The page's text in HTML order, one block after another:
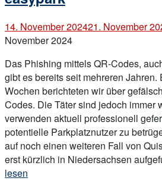
14. November 202421. November
November 2024
Das Phishing mittels QR-Codes,
gibt es bereits seit mehreren Jahren.
Wochen berichteten wir über
Codes. Die Täter sind jedoch immer
verwenden aktuell professionell
potentielle Parkplatznutzer zu
auf noch einen weiteren Fall von
erst kürzlich in Niedersachsen
lesen